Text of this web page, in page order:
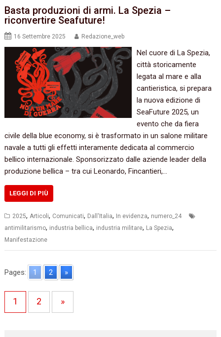
Basta produzioni di armi. La Spezia –
riconvertire Seafuture!
16 Settembre 2025 Redazione_web
Nel cuore di La Spezia,
città storicamente
legata al mare e alla
cantieristica, si prepara
la nuova edizione di
SeaFuture 2025, un
evento che da fiera
civile della blue economy, si è trasformato in un salone militare
navale a tutti gli effetti interamente dedicata al commercio
bellico internazionale. Sponsorizzato dalle aziende leader della
produzione bellica – tra cui Leonardo, Fincantieri,…
LEGGI DI PIÙ
2025, Articoli, Comunicati, Dall'Italia, In evidenza, numero_24
antimilitarismo, industria bellica, industria militare, La Spezia,
Manifestazione
Pages: 1 2 »
1 2 »